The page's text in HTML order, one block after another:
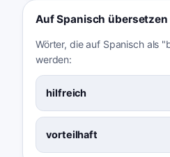
Auf Spanisch übersetzen
Wörter, die auf Spanisch als
werden:
hilfreich
vorteilhaft